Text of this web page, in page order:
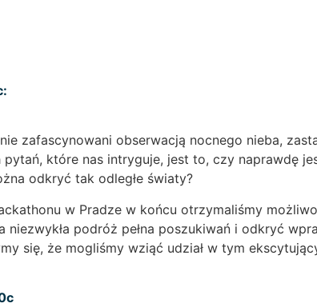
zafascynowani obserwacją nocnego nieba,
pytań, które nas intryguje, jest to, czy naprawdę
odkryć tak odległe światy?
w Pradze w końcu otrzymaliśmy
niezwykła podróż pełna poszukiwań i odkryć
się, że mogliśmy wziąć udział w tym